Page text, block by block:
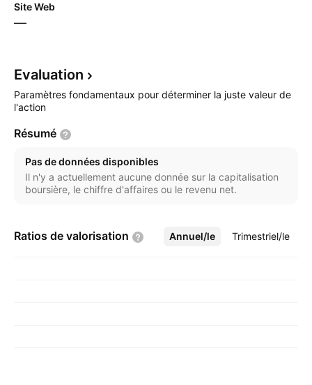
Site Web
—
Evaluation
Paramètres fondamentaux pour déterminer la juste valeur de
l'action
Résumé
Pas de données disponibles
Il n'y a actuellement aucune donnée sur la capitalisation
boursière, le chiffre d'affaires ou le revenu net.
Ratios de valorisation Annuel/le Trimestriel/le
Plus